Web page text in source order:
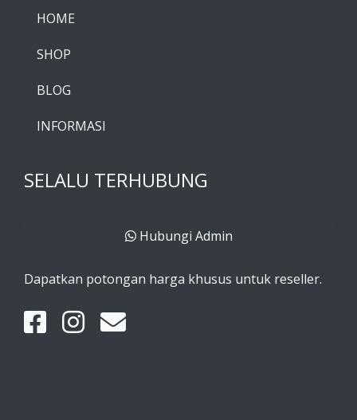
HOME
SHOP
BLOG
INFORMASI
SELALU TERHUBUNG
Hubungi Admin
Dapatkan potongan harga khusus untuk reseller.